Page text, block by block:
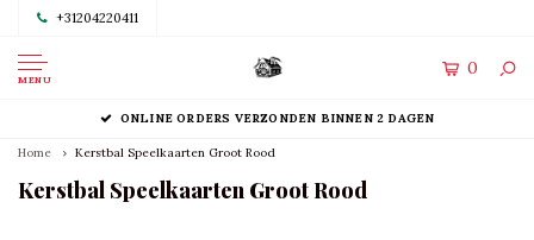
+31204220411
MENU
0
ONLINE ORDERS VERZONDEN BINNEN 2 DAGEN
Home Kerstbal Speelkaarten Groot Rood
Kerstbal Speelkaarten Groot Rood